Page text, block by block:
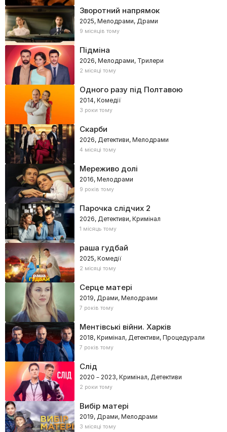
Зворотний напрямок
2025, Мелодрами, Драми
9 місяців тому
Підміна
2026, Мелодрами, Трилери
2 місяці тому
Одного разу під Полтавою
2014, Комедії
3 роки тому
Скарби
2026, Детективи, Мелодрами
4 місяці тому
Мереживо долі
2016, Мелодрами
9 років тому
Парочка слідчих 2
2026, Детективи, Кримінал
1 місяць тому
раша гудбай
2025, Комедії
2 місяці тому
Серце матері
2019, Драми, Мелодрами
7 років тому
Ментівські війни. Харків
2018, Кримінал, Детективи, Процедурали
7 років тому
Слід
2020 – 2023, Кримінал, Детективи
2 роки тому
Вибір матері
2019, Драми, Мелодрами
3 місяці тому